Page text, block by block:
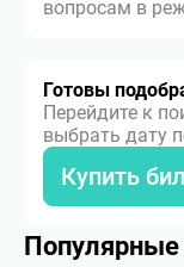
вопросам в
Готовы
Перейдите к
выбрать дату
Купить
Популярные